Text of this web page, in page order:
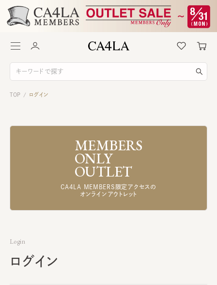
TOP / ログイン
MEMBERS
ONLY
OUTLET
CA4LA MEMBERS限定アクセスの
オンラインアウトレット
Login
ログイン